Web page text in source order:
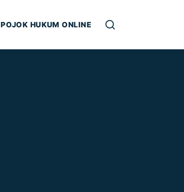
POJOK HUKUM ONLINE